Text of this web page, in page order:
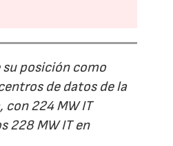
posición como
de datos de la
con 224 MW IT
228 MW IT en